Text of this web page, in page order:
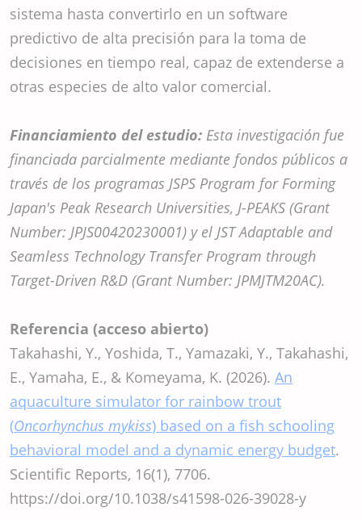
sistema hasta convertirlo en un software
predictivo de alta precisión para la toma de
decisiones en tiempo real, capaz de extenderse a
otras especies de alto valor comercial.
Financiamiento del estudio: Esta investigación fue
financiada parcialmente mediante fondos públicos a
través de los programas JSPS Program for Forming
Japan's Peak Research Universities, J-PEAKS (Grant
Number: JPJS00420230001) y el JST Adaptable and
Seamless Technology Transfer Program through
Target-Driven R&D (Grant Number: JPMJTM20AC).
Referencia (acceso abierto)
Takahashi, Y., Yoshida, T., Yamazaki, Y., Takahashi,
E., Yamaha, E., & Komeyama, K. (2026). An
aquaculture simulator for rainbow trout
(Oncorhynchus mykiss) based on a fish schooling
behavioral model and a dynamic energy budget.
Scientific Reports, 16(1), 7706.
https://doi.org/10.1038/s41598-026-39028-y